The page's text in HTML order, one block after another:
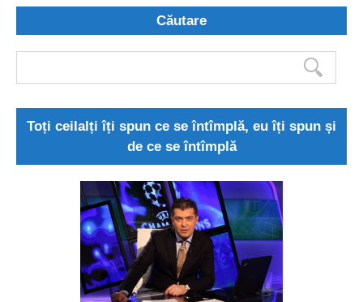
Căutare
Toți ceilalți îți spun ce se întîmplă, eu îți spun și
de ce se întîmplă